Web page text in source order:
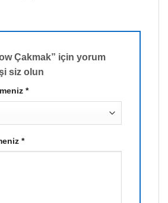
Çakmak” için yorum
siz olun
*
*